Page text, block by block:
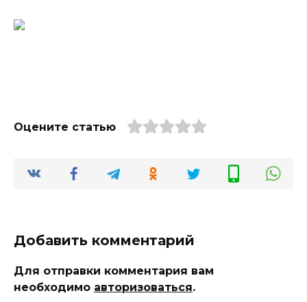
Оцените статью
Добавить комментарий
Для отправки комментария вам
необходимо авторизоваться.